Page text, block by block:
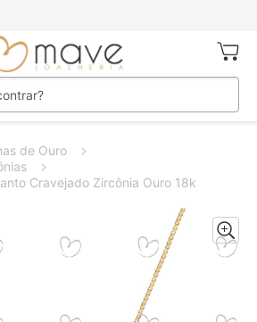
Meu
de Ouro
Cravejado Zircônia Ouro 18k